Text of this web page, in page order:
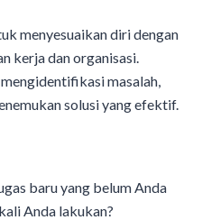
menyesuaikan diri dengan
kerja dan organisasi.
masalah,
solusi yang efektif.
baru yang belum Anda
Anda lakukan?